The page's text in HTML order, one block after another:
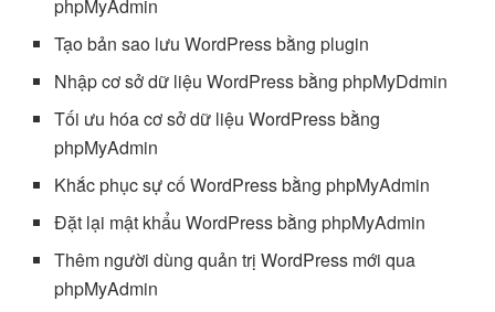
phpMyAdmin
Tạo bản sao lưu WordPress bằng plugin
Nhập cơ sở dữ liệu WordPress bằng phpMyDdmin
Tối ưu hóa cơ sở dữ liệu WordPress bằng
phpMyAdmin
Khắc phục sự cố WordPress bằng phpMyAdmin
Đặt lại mật khẩu WordPress bằng phpMyAdmin
Thêm người dùng quản trị WordPress mới qua
phpMyAdmin